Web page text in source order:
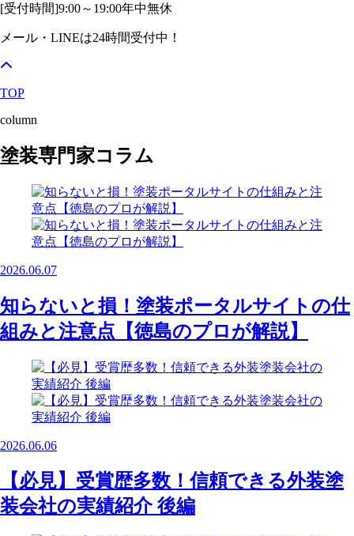
[受付時間]9:00～19:00年中無休
メール・LINEは24時間受付中！
TOP
column
塗装専門家コラム
2026.06.07
知らないと損！塗装ポータルサイトの仕
組みと注意点【徳島のプロが解説】
2026.06.06
【必見】受賞歴多数！信頼できる外装塗
装会社の実績紹介 後編